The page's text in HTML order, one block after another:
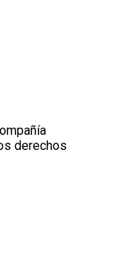
derechos